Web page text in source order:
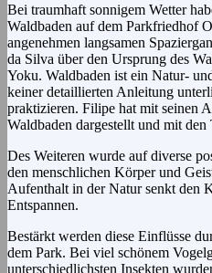
Bei traumhaft sonnigem Wetter
Waldbaden auf dem Parkfriedhof
angenehmen langsamen
da Silva über den Ursprung des
Yoku. Waldbaden ist ein Natur-
keiner detaillierten Anleitung
praktizieren. Filipe hat mit seinen
Waldbaden dargestellt und mit den
Des Weiteren wurde auf diverse
den menschlichen Körper und
Aufenthalt in der Natur senkt den
Entspannen.
Bestärkt werden diese Einflüsse
dem Park. Bei viel schönem
unterschiedlichsten Insekten